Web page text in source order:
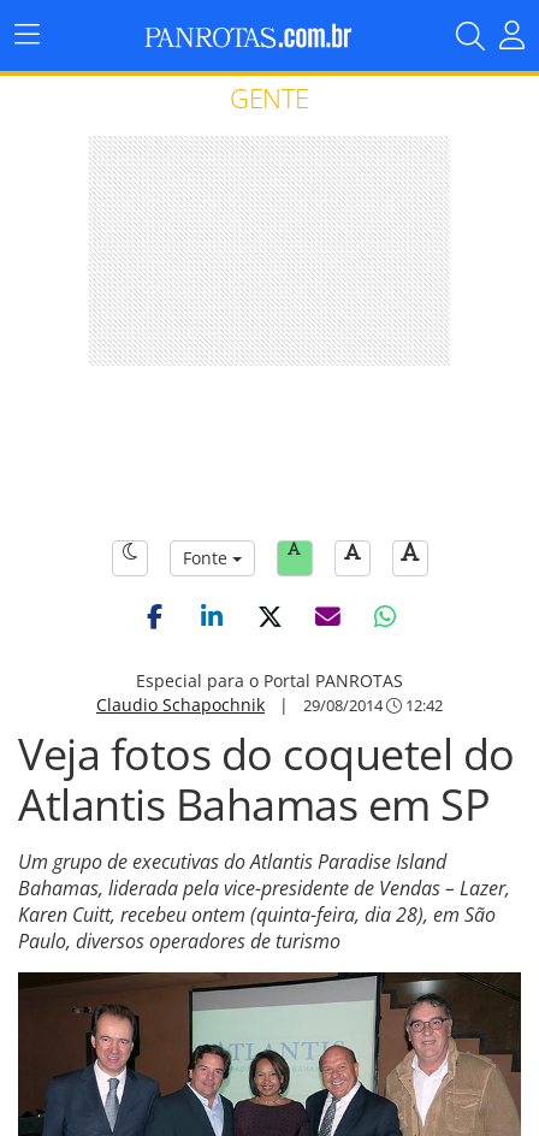
Menu
Principal
GENTE
Fonte
Especial para o Portal PANROTAS
Claudio Schapochnik | 29/08/2014 12:42
Veja fotos do coquetel do
Atlantis Bahamas em SP
Um grupo de executivas do Atlantis Paradise Island
Bahamas, liderada pela vice-presidente de Vendas – Lazer,
Karen Cuitt, recebeu ontem (quinta-feira, dia 28), em São
Paulo, diversos operadores de turismo